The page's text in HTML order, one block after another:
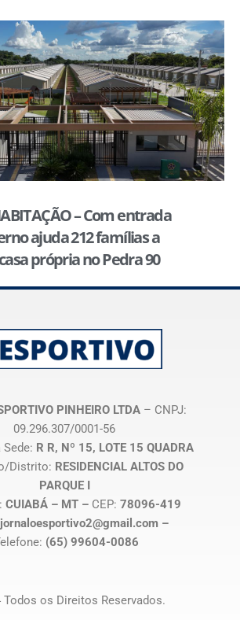
– Com entrada
ajuda 212 famílias a
própria no Pedra 90
PINHEIRO LTDA– CNPJ:
09.296.307/0001-56
Sede: R R, Nº 15, LOTE 15 QUADRA
Distrito: RESIDENCIAL ALTOS DO
PARQUE I
CUIABÁ – MT – CEP: 78096-419
jornaloesportivo2@gmail.com –
(65) 99604-0086
os Direitos Reservados.